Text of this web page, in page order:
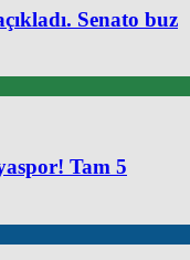
Senato buz
Tam 5